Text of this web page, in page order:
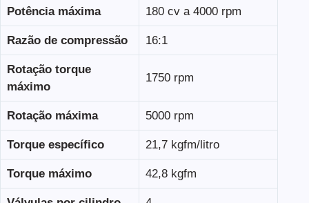
Potência máxima 180 cv a 4000 rpm
Razão de compressão 16:1
Rotação torque
máximo
1750 rpm
Rotação máxima 5000 rpm
Torque específico 21,7 kgfm/litro
Torque máximo 42,8 kgfm